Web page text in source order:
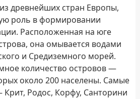
древнейших стран Европы,
роль в формировании
Расположенная на юге
она омывается водами
и Средиземного морей.
количество островов —
около 200 населены. Самые
Крит, Родос, Корфу, Санторини